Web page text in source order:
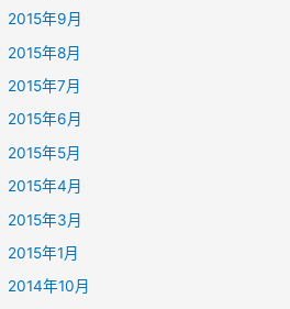
2015年9月
2015年8月
2015年7月
2015年6月
2015年5月
2015年4月
2015年3月
2015年1月
2014年10月